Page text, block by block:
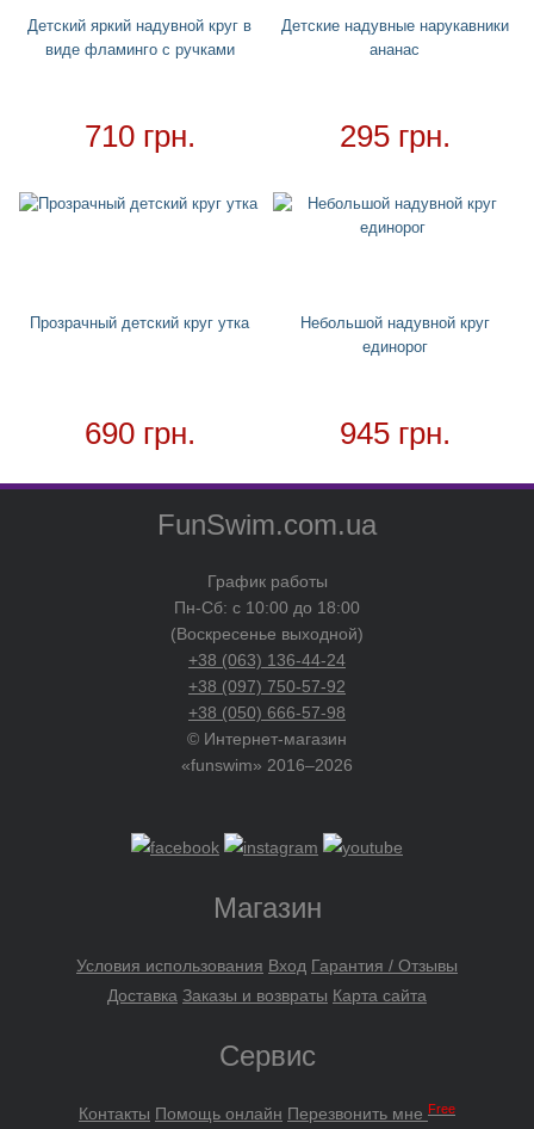
Аксессуары
+
Для дома
Детский яркий надувной круг в
виде фламинго с ручками
710 грн.
Детские надувные нарукавники
ананас
295 грн.
Прозрачный детский круг утка
690 грн.
Небольшой надувной круг
единорог
945 грн.
FunSwim.com.ua
График работы
Пн-Сб: с 10:00 до 18:00
(Воскресенье выходной)
+38 (063) 136-44-24
+38 (097) 750-57-92
+38 (050) 666-57-98
© Интернет-магазин
«funswim» 2016–2026
Магазин
Условия использования Вход Гарантия / Отзывы
Доставка Заказы и возвраты Карта сайта
Сервис
Контакты Помощь онлайн Перезвонить мне Free